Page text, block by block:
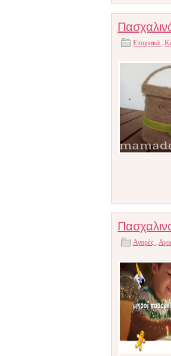
Εποχιακά ,
Αγορές ,